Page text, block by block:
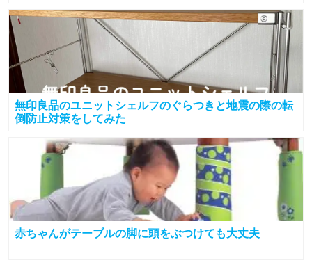
無印良品のユニットシェルフのぐらつきと地震の際の転
倒防止対策をしてみた
赤ちゃんがテーブルの脚に頭をぶつけても大丈夫